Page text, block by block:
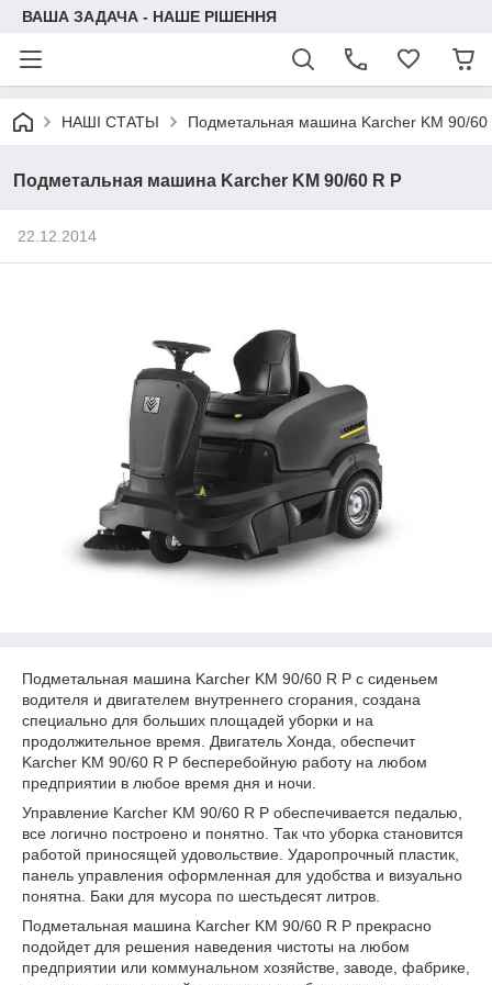
ВАША ЗАДАЧА - НАШЕ РІШЕННЯ
НАШІ СТАТЬІ Подметальная машина Karcher KM 90/60
Подметальная машина Karcher KM 90/60 R P
22.12.2014
Подметальная машина Karcher KM 90/60 R P с сиденьем
водителя и двигателем внутреннего сгорания, создана
специально для больших площадей уборки и на
продолжительное время. Двигатель Хонда, обеспечит
Karcher KM 90/60 R P бесперебойную работу на любом
предприятии в любое время дня и ночи.
Управление Karcher KM 90/60 R P обеспечивается педалью,
все логично построено и понятно. Так что уборка становится
работой приносящей удовольствие. Ударопрочный пластик,
панель управления оформленная для удобства и визуально
понятна. Баки для мусора по шестьдесят литров.
Подметальная машина Karcher KM 90/60 R P прекрасно
подойдет для решения наведения чистоты на любом
предприятии или коммунальном хозяйстве, заводе, фабрике,